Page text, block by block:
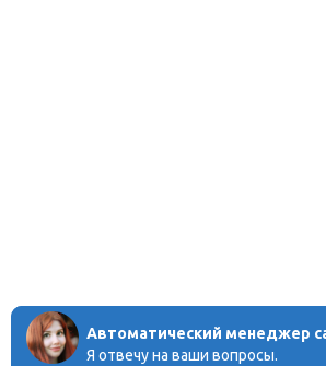
Автоматический менеджер
Я отвечу на ваши вопросы.